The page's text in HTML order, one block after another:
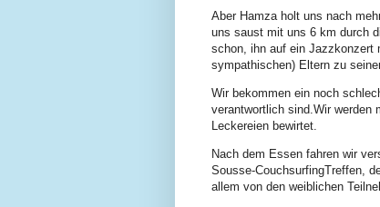
Aber Hamza holt uns nach
uns saust mit uns 6 km durch
schon, ihn auf ein
sympathischen) Eltern zu
Wir bekommen ein noch
verantwortlich sind.Wir werden
Leckereien bewirtet.
Nach dem Essen fahren wir
Sousse-CouchsurfingTreffen,
allem von den weiblichen